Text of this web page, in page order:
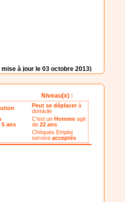
à jour le 03 octobre 2013)
Niveau(x) :
Peut se déplacerà
domicile
5 ans
C'est unHomme agé
de22 ans
Chèques Emploi
serviceacceptés